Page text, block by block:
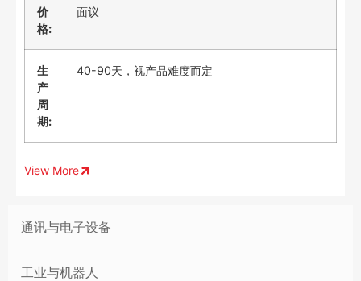
通讯与电子设备
工业与机器人
价
格:
面议
生
产
周
期:
40-90天，视产品难度而定
View More